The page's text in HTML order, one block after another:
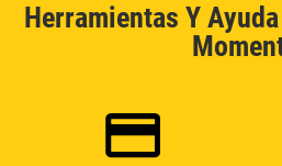
Herramientas Y